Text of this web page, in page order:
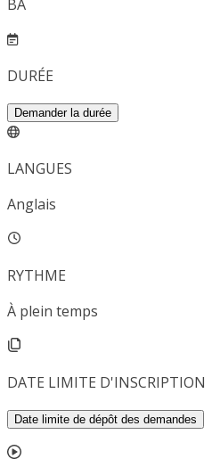
BA
DURÉE
Demander la durée
LANGUES
Anglais
RYTHME
À plein temps
DATE LIMITE D'INSCRIPTION
Date limite de dépôt des demandes